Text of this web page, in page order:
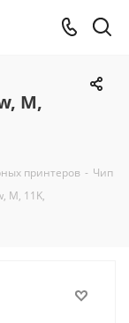
M,
принтеров - Чип
M, 11K,